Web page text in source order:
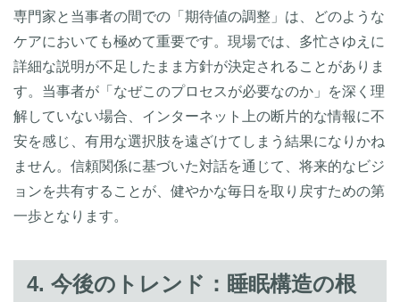
専門家と当事者の間での「期待値の調整」は、どのような
ケアにおいても極めて重要です。現場では、多忙さゆえに
詳細な説明が不足したまま方針が決定されることがありま
す。当事者が「なぜこのプロセスが必要なのか」を深く理
解していない場合、インターネット上の断片的な情報に不
安を感じ、有用な選択肢を遠ざけてしまう結果になりかね
ません。信頼関係に基づいた対話を通じて、将来的なビジ
ョンを共有することが、健やかな毎日を取り戻すための第
一歩となります。
4. 今後のトレンド：睡眠構造の根